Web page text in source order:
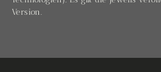
Version.